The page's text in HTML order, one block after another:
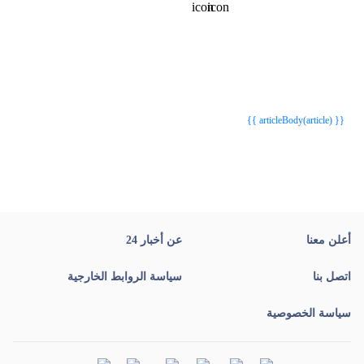
{{ articleBody(article) }}
أعلن معنا عن أخبار 24
اتصل بنا سياسة الروابط الخارجية
سياسة الخصوصية